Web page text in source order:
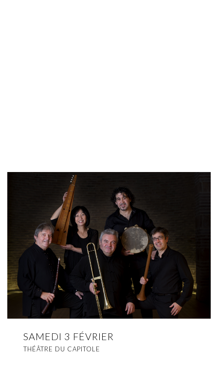
SAMEDI 3 FÉVRIER
THÉÂTRE DU CAPITOLE